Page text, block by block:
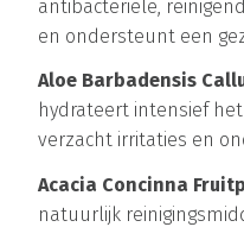
antibacteriële,
en ondersteunt een
Aloe Barbadensis
hydrateert intensief
verzacht irritaties en
Acacia Concinna
natuurlijk